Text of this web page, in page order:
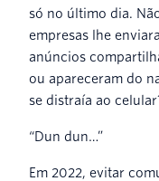
só no último dia.
empresas lhe
anúncios
ou apareceram do
se distraía ao
“Dun dun…”
Em 2022, evitar